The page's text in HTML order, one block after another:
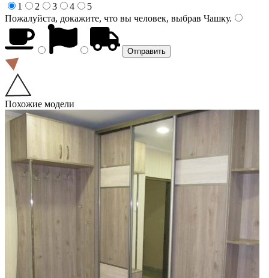
1
2 3 4
5
Пожалуйста, докажите, что вы человек, выбрав Чашку.
Похожие модели